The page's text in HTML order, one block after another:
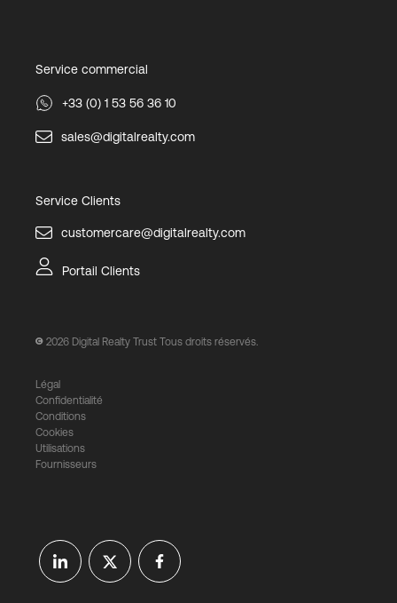
Service commercial
+33 (0) 1 53 56 36 10
sales@digitalrealty.com
Service Clients
customercare@digitalrealty.com
Portail Clients
2026 Digital Realty Trust Tous droits réservés.
Légal
Confidentialité
Conditions
Cookies
Utilisations
Fournisseurs